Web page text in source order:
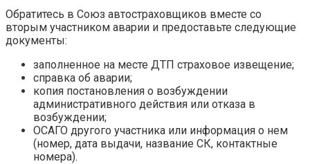
Обратитесь в Союз автостраховщиков вместе со
вторым участником аварии и предоставьте следующие
документы:
заполненное на месте ДТП страховое извещение;
справка об аварии;
копия постановления о возбуждении
административного действия или отказа в
возбуждении;
ОСАГО другого участника или информация о нем
(номер, дата выдачи, название СК, контактные
номера).